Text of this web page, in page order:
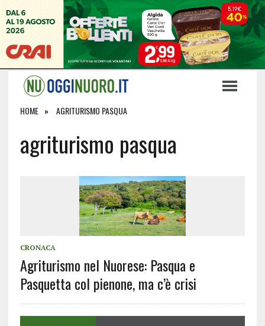
HOME AGRITURISMO PASQUA
agriturismo pasqua
CRONACA
Agriturismo nel Nuorese: Pasqua e
Pasquetta col pienone, ma c’è crisi